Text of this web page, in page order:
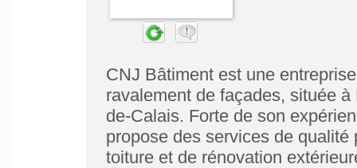
CNJ Bâtiment est une
ravalement de façades, située
de-Calais. Forte de son
propose des services de
toiture et de rénovation